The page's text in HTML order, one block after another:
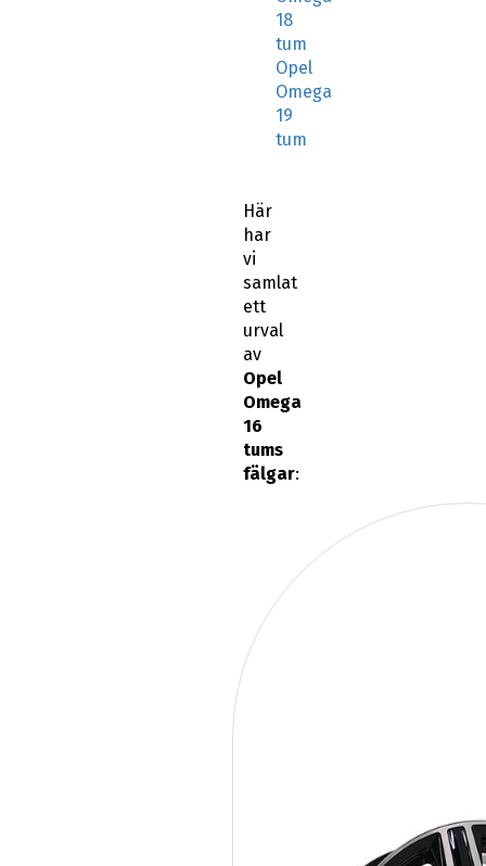
18
tum
Opel
Omega
19
tum
Här
har
vi
samlat
ett
urval
av
Opel
Omega
16
tums
fälgar: